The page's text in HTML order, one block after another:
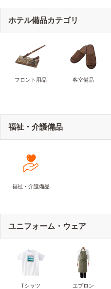
ホテル備品カテゴリ
フロント用品 客室備品
福祉・介護備品
福祉・介護備品
ユニフォーム・ウェア
Tシャツ エプロン